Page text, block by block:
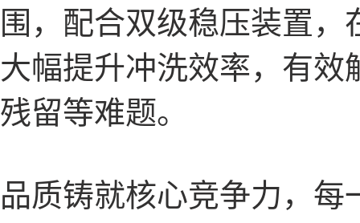
围，配合双级稳压装置
大幅提升冲洗效率，有
残留等难题。
品质铸就核心竞争力，